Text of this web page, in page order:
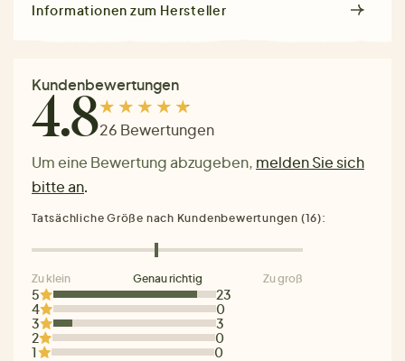
Informationen zum Hersteller
Kundenbewertungen
4.826 Bewertungen
Um eine Bewertung abzugeben, melden Sie sich
bitte an.
5
23
4
0
3
3
2
0
1
0
Tatsächliche Größe nach Kundenbewertungen (16):
Zu klein Genau richtig Zu groß